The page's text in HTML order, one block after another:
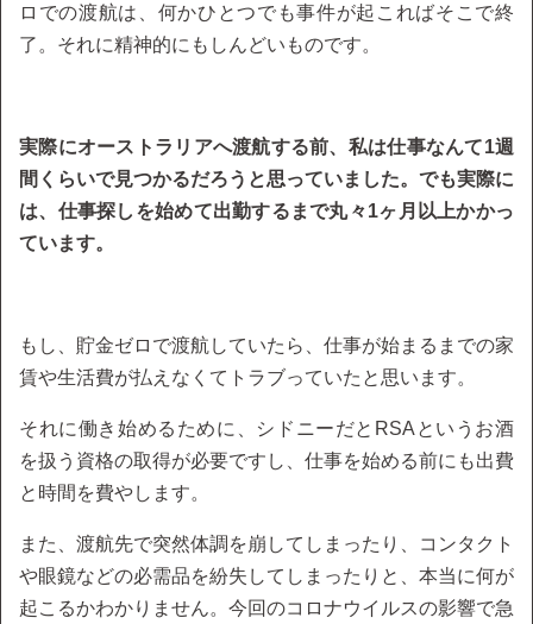
ロでの渡航は、何かひとつでも事件が起こればそこで終
了。それに精神的にもしんどいものです。
実際にオーストラリアへ渡航する前、私は仕事なんて1週
間くらいで見つかるだろうと思っていました。でも実際に
は、仕事探しを始めて出勤するまで丸々1ヶ月以上かかっ
ています。
もし、貯金ゼロで渡航していたら、仕事が始まるまでの家
賃や生活費が払えなくてトラブっていたと思います。
それに働き始めるために、シドニーだとRSAというお酒
を扱う資格の取得が必要ですし、仕事を始める前にも出費
と時間を費やします。
また、渡航先で突然体調を崩してしまったり、コンタクト
や眼鏡などの必需品を紛失してしまったりと、本当に何が
起こるかわかりません。今回のコロナウイルスの影響で急